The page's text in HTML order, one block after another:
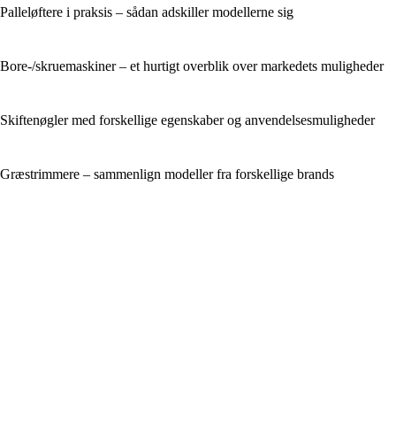
Palleløftere i praksis – sådan adskiller modellerne sig
Bore-/skruemaskiner – et hurtigt overblik over markedets muligheder
Skiftenøgler med forskellige egenskaber og anvendelsesmuligheder
Græstrimmere – sammenlign modeller fra forskellige brands